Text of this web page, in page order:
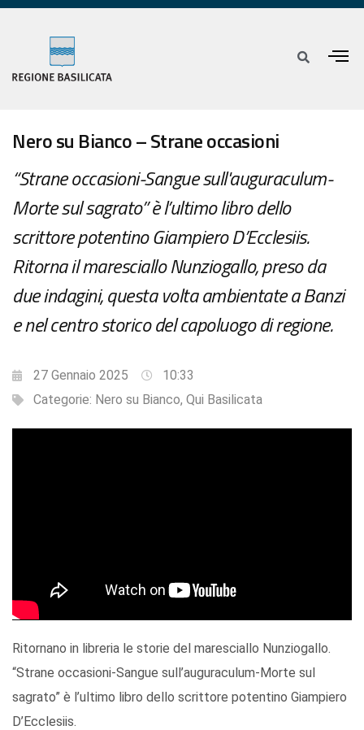
Nero su Bianco – Strane occasioni
“Strane occasioni-Sangue sull'auguraculum-
Morte sul sagrato” è l’ultimo libro dello
scrittore potentino Giampiero D’Ecclesiis.
Ritorna il maresciallo Nunziogallo, preso da
due indagini, questa volta ambientate a Banzi
e nel centro storico del capoluogo di regione.
27 Gennaio 2025
10:33
Categorie: Nero su Bianco, Qui Basilicata
Ritornano in libreria le storie del maresciallo Nunziogallo.
“Strane occasioni-Sangue sull’auguraculum-Morte sul
sagrato” è l’ultimo libro dello scrittore potentino Giampiero
D’Ecclesiis.